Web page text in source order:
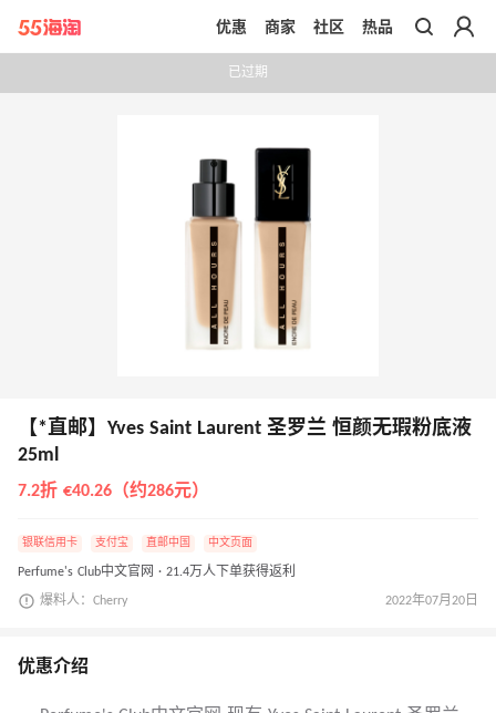
带你去官网买正品
优惠 商家 社区 热品
已过期
【*直邮】Yves Saint Laurent 圣罗兰 恒颜无瑕粉底液
25ml
7.2折 €40.26（约286元）
银联信用卡 支付宝 直邮中国 中文页面
Perfume's Club中文官网 · 21.4万人下单获得返利
爆料人：Cherry 2022年07月20日
优惠介绍